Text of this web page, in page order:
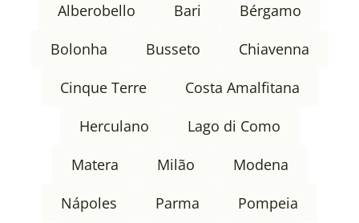
Alberobello Bari
Bérgamo
Bolonha
Busseto
Chiavenna
Cinque Terre
Costa Amalfitana
Herculano
Lago di Como
Matera
Milão
Modena
Nápoles
Parma
Pompeia